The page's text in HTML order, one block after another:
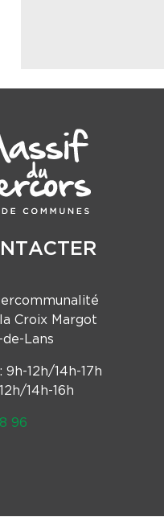
Croix Margot
Lans
9h-12h/14h-17h
14h-16h
96